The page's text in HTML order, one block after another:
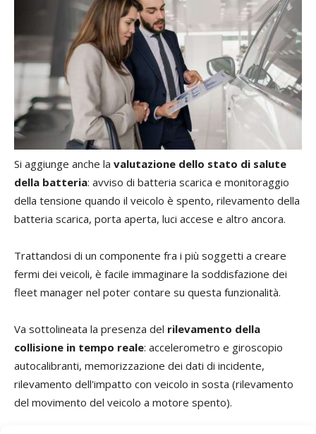
Si aggiunge anche la valutazione dello stato di salute
della batteria: avviso di batteria scarica e monitoraggio
della tensione quando il veicolo è spento, rilevamento della
batteria scarica, porta aperta, luci accese e altro ancora.
Trattandosi di un componente fra i più soggetti a creare
fermi dei veicoli, è facile immaginare la soddisfazione dei
fleet manager nel poter contare su questa funzionalità.
Va sottolineata la presenza del rilevamento della
collisione in tempo reale: accelerometro e giroscopio
autocalibranti, memorizzazione dei dati di incidente,
rilevamento dell'impatto con veicolo in sosta (rilevamento
del movimento del veicolo a motore spento).